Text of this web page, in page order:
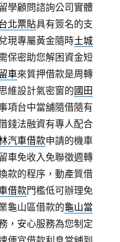
學顧問諮詢公司實體
北票貼具有簽名的支
現專屬黃金隨時土城
保密助您解困資金短
車來質押借款是周轉
維設計氣密窗的國田
項台中當舖隨借隨有
錢法融資有專人配合
汽車借款申請的機車
車免收入免聯徵週轉
款的程序，動產質借
借款門檻低可辦理免
龜山區借款的龜山當
，安心服務為您制定